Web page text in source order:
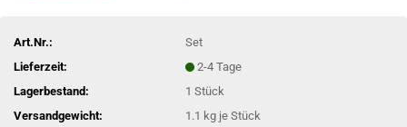
Art.Nr.:
Set
Lieferzeit:
2-4 Tage
Lagerbestand:
1Stück
Versandgewicht:
1.1 kg je Stück